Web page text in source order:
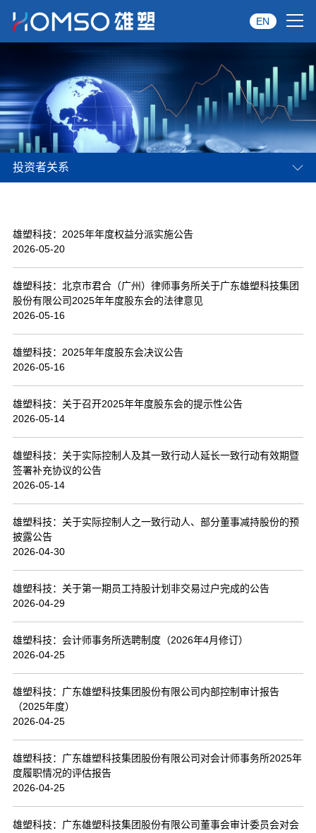
关于雄塑
产品中心
品牌服务
资讯中心
经典案例
联系我们
EN
投资者关系
雄塑科技：2025年年度权益分派实施公告
2026-05-20
雄塑科技：北京市君合（广州）律师事务所关于广东雄塑科技集团
股份有限公司2025年年度股东会的法律意见
2026-05-16
雄塑科技：2025年年度股东会决议公告
2026-05-16
雄塑科技：关于召开2025年年度股东会的提示性公告
2026-05-14
雄塑科技：关于实际控制人及其一致行动人延长一致行动有效期暨
签署补充协议的公告
2026-05-14
雄塑科技：关于实际控制人之一致行动人、部分董事减持股份的预
披露公告
2026-04-30
雄塑科技：关于第一期员工持股计划非交易过户完成的公告
2026-04-29
雄塑科技：会计师事务所选聘制度（2026年4月修订）
2026-04-25
雄塑科技：广东雄塑科技集团股份有限公司内部控制审计报告
（2025年度）
2026-04-25
雄塑科技：广东雄塑科技集团股份有限公司对会计师事务所2025年
度履职情况的评估报告
2026-04-25
雄塑科技：广东雄塑科技集团股份有限公司董事会审计委员会对会